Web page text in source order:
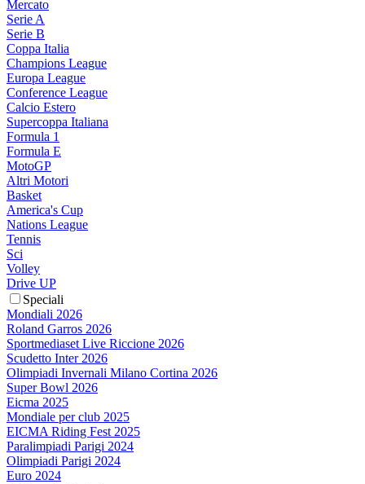
Mercato
Serie A
Serie B
Coppa Italia
Champions League
Europa League
Conference League
Calcio Estero
Supercoppa Italiana
Formula 1
Formula E
MotoGP
Altri Motori
Basket
America's Cup
Nations League
Tennis
Sci
Volley
Drive UP
Speciali
Mondiali 2026
Roland Garros 2026
Sportmediaset Live Riccione 2026
Scudetto Inter 2026
Olimpiadi Invernali Milano Cortina 2026
Super Bowl 2026
Eicma 2025
Mondiale per club 2025
EICMA Riding Fest 2025
Paralimpiadi Parigi 2024
Olimpiadi Parigi 2024
Euro 2024